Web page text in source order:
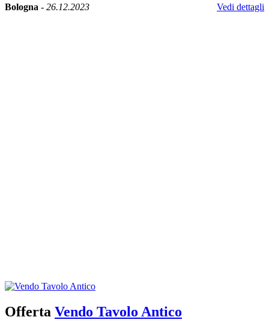
Bologna - 26.12.2023 Vedi dettagli
Offerta Vendo Tavolo Antico